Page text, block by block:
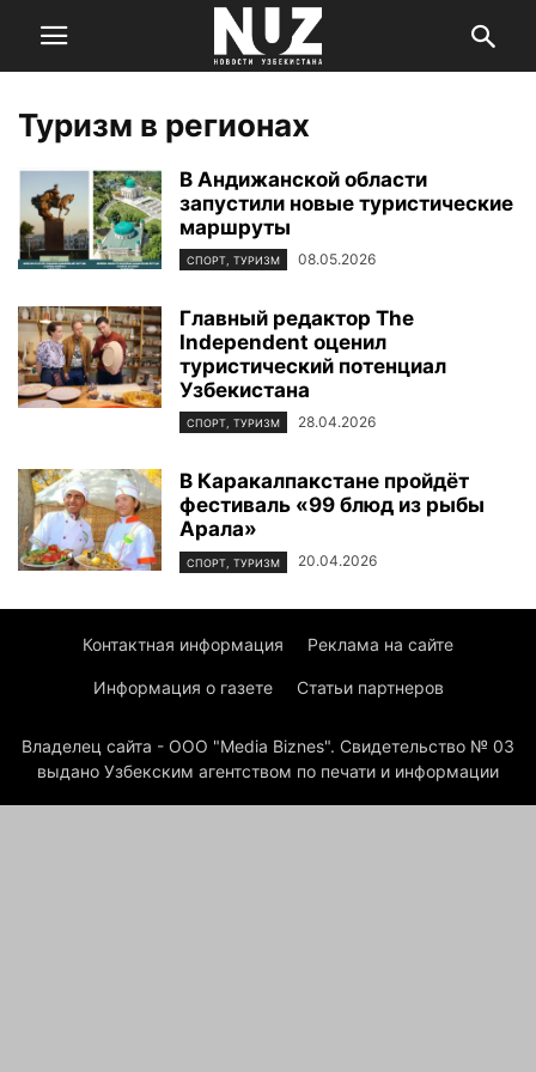
Туризм в регионах
В Андижанской области
запустили новые туристические
маршруты
СПОРТ, ТУРИЗМ 08.05.2026
Главный редактор The
Independent оценил
туристический потенциал
Узбекистана
СПОРТ, ТУРИЗМ 28.04.2026
В Каракалпакстане пройдёт
фестиваль «99 блюд из рыбы
Арала»
СПОРТ, ТУРИЗМ 20.04.2026
Контактная информация Реклама на сайте
Информация о газете Статьи партнеров
Владелец сайта - ООО "Media Biznes". Свидетельство № 03
выдано Узбекским агентством по печати и информации